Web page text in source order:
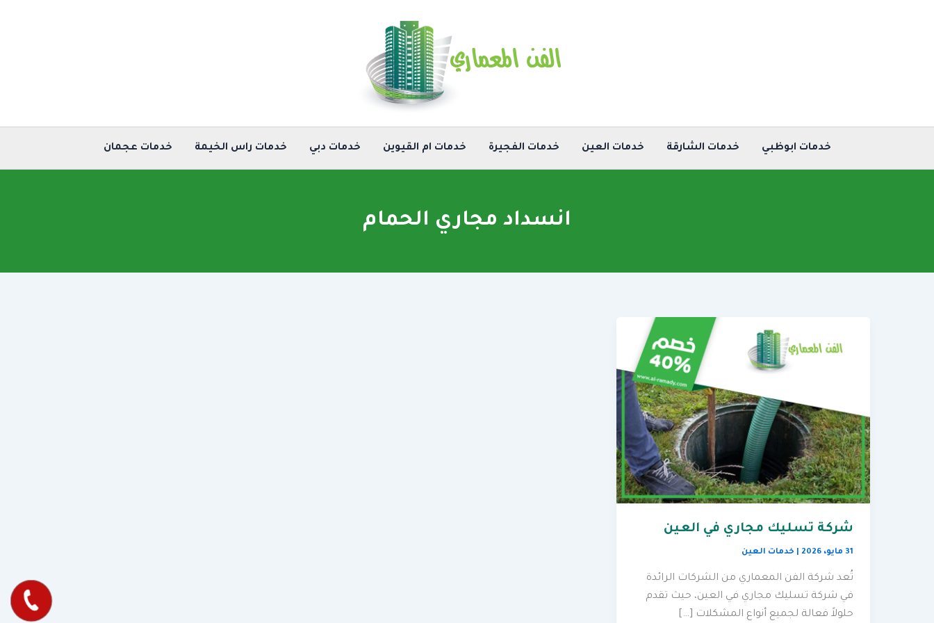
خدمات ابوظبي خدمات الشارقة خدمات العين خدمات الفجيرة خدمات ام القيوين خدمات دبي خدمات راس الخيمة خدمات عجمان
انسداد مجاري الحمام
شركة تسليك مجاري في العين
31 مايو، 2026 خدمات العين
تُعد شركة الفن المعماري من الشركات الرائدة
في شركة تسليك مجاري في العين، حيث تقدم
حلولاً فعالة لجميع أنواع المشكلات […]